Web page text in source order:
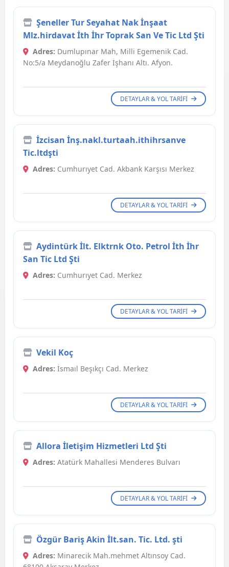
Şeneller Tur Seyahat Nak İnşaat
Mlz.hirdavat İth İhr Toprak San Ve Tic Ltd Şti
Adres: Dumlupınar Mah, Milli Egemenik Cad.
No:5/a Meydanoğlu Zafer İşhanı Altı. Afyon.
DETAYLAR & YOL TARIFI
İzcisan İnş.nakl.turtaah.ithihrsanve
Tic.ltdşti
Adres: Cumhurıyet Cad. Akbank Karşısı Merkez
DETAYLAR & YOL TARIFI
Aydintürk İlt. Elktrnk Oto. Petrol İth İhr
San Tic Ltd Şti
Adres: Cumhurıyet Cad. Merkez
DETAYLAR & YOL TARIFI
Vekil Koç
Adres: İsmaıl Beşıkçı Cad. Merkez
DETAYLAR & YOL TARIFI
Allora İletişim Hizmetleri Ltd Şti
Adres: Atatürk Mahallesi Menderes Bulvarı
DETAYLAR & YOL TARIFI
Özgür Bariş Akin İlt.san. Tic. Ltd. şti
Adres: Minarecik Mah.mehmet Altınsoy Cad.